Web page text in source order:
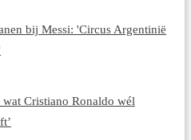
bij Messi: 'Circus Argentinië
wat Cristiano Ronaldo wél